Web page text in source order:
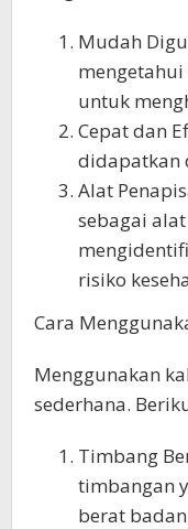
Mudah
untuk
Cepat dan
didapatkan
Alat
sebagai
risiko
Cara
Menggunakan
sederhana.
Timbang
timbangan
berat